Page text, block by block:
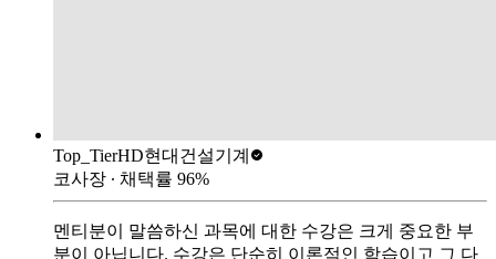
Top_TierHD현대건설기계
코사장 ∙ 채택률 96%
멘티분이 말씀하신 과목에 대한 수강은 크게 중요한 부
분이 아닙니다. 수강은 단순히 이론적인 학습이고 그 다